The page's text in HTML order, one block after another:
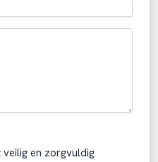
en zorgvuldig